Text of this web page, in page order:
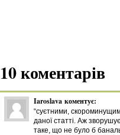
10 коментарів
Iaroslava коментує:
“суєтними,
даної статті. Аж
таке, що не було б